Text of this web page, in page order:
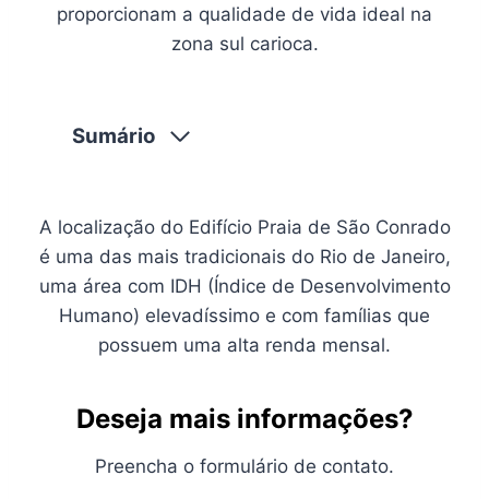
proporcionam a qualidade de vida ideal na
zona sul carioca.
Sumário
A localização do Edifício Praia de São Conrado
é uma das mais tradicionais do Rio de Janeiro,
uma área com IDH (Índice de Desenvolvimento
Humano) elevadíssimo e com famílias que
possuem uma alta renda mensal.
Deseja mais informações?
Preencha o formulário de contato.